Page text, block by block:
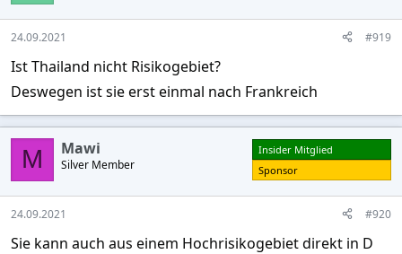
24.09.2021 #919
Ist Thailand nicht Risikogebiet?
Deswegen ist sie erst einmal nach Frankreich
M Mawi
Silver Member
Insider Mitglied
Sponsor
24.09.2021 #920
Sie kann auch aus einem Hochrisikogebiet direkt in D